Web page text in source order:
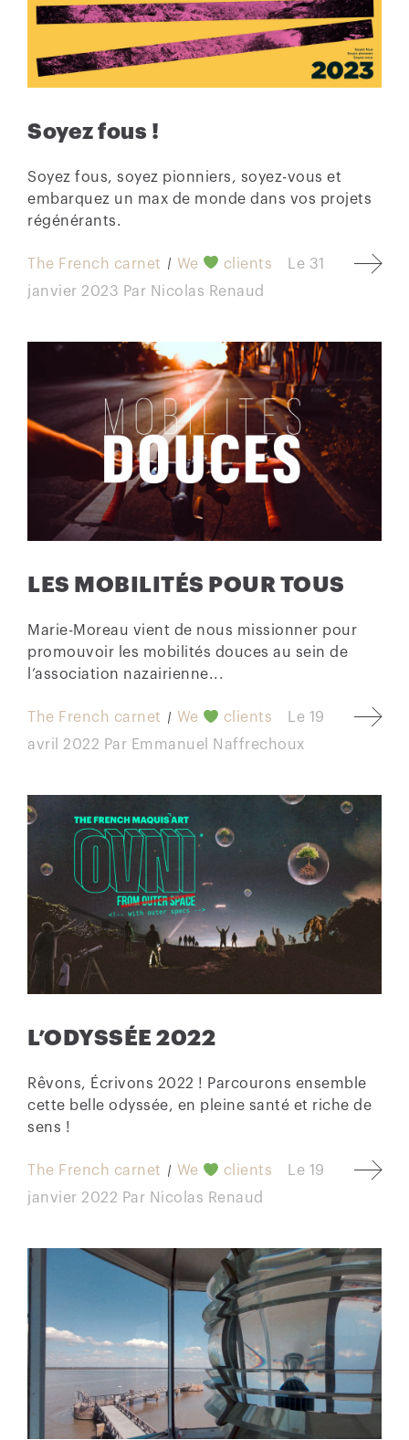
Soyez fous !
Soyez fous, soyez pionniers, soyez-vous et
embarquez un max de monde dans vos projets
régénérants.
The French carnet We clients Le 31
janvier 2023 Par Nicolas Renaud
LES MOBILITÉS POUR TOUS
Marie-Moreau vient de nous missionner pour
promouvoir les mobilités douces au sein de
l’association nazairienne...
The French carnet We clients Le 19
avril 2022 Par Emmanuel Naffrechoux
L’ODYSSÉE 2022
Rêvons, Écrivons 2022 ! Parcourons ensemble
cette belle odyssée, en pleine santé et riche de
sens !
The French carnet We clients Le 19
janvier 2022 Par Nicolas Renaud